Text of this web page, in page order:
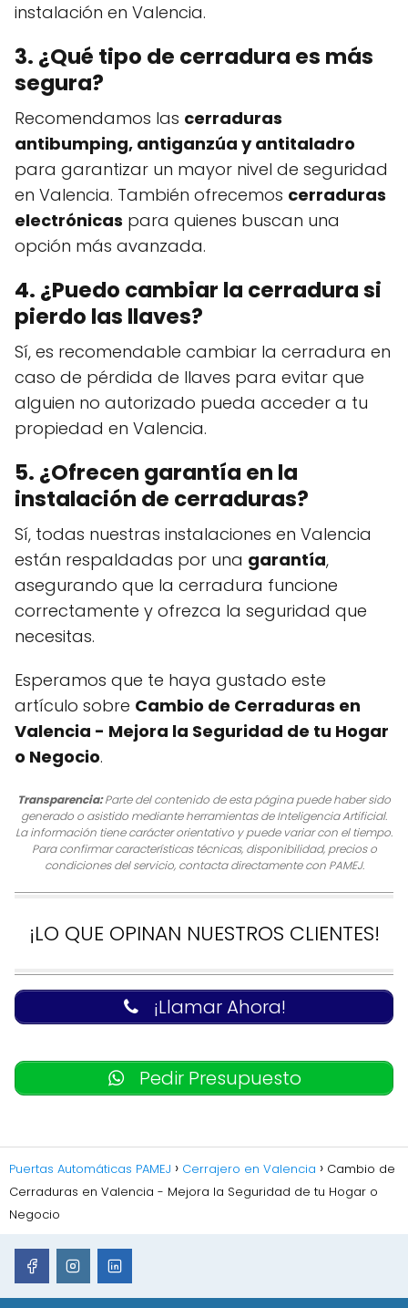
instalación en Valencia.
3. ¿Qué tipo de cerradura es más
segura?
Recomendamos las cerraduras
antibumping, antiganzúa y antitaladro
para garantizar un mayor nivel de seguridad
en Valencia. También ofrecemos cerraduras
electrónicas para quienes buscan una
opción más avanzada.
4. ¿Puedo cambiar la cerradura si
pierdo las llaves?
Sí, es recomendable cambiar la cerradura en
caso de pérdida de llaves para evitar que
alguien no autorizado pueda acceder a tu
propiedad en Valencia.
5. ¿Ofrecen garantía en la
instalación de cerraduras?
Sí, todas nuestras instalaciones en Valencia
están respaldadas por una garantía,
asegurando que la cerradura funcione
correctamente y ofrezca la seguridad que
necesitas.
Esperamos que te haya gustado este
artículo sobre Cambio de Cerraduras en
Valencia - Mejora la Seguridad de tu Hogar
o Negocio.
Transparencia:Parte del contenido de esta página puede haber sido
generado o asistido mediante herramientas de Inteligencia Artificial.
La información tiene carácter orientativo y puede variar con el tiempo.
Para confirmar características técnicas, disponibilidad, precios o
condiciones del servicio, contacta directamente con PAMEJ.
¡LO QUE OPINAN NUESTROS CLIENTES!
¡Llamar Ahora!
Pedir Presupuesto
Puertas Automáticas PAMEJ Cerrajero en Valencia
Cambio de
Cerraduras en Valencia - Mejora la Seguridad de tu Hogar o
Negocio